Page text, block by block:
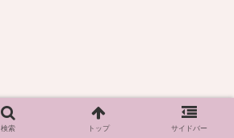
検索 トップ サイドバー